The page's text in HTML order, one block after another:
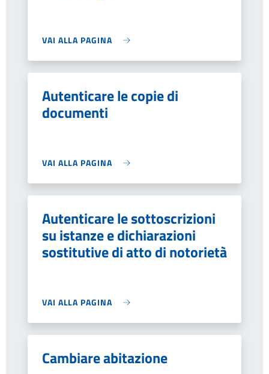
VAI ALLA PAGINA
Autenticare le copie di
documenti
VAI ALLA PAGINA
Autenticare le sottoscrizioni
su istanze e dichiarazioni
sostitutive di atto di notorietà
VAI ALLA PAGINA
Cambiare abitazione